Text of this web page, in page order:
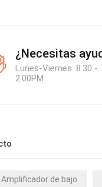
¿Necesitas
Lunes-Viernes: 8:30 -
2:00PM
Amplificador de bajo